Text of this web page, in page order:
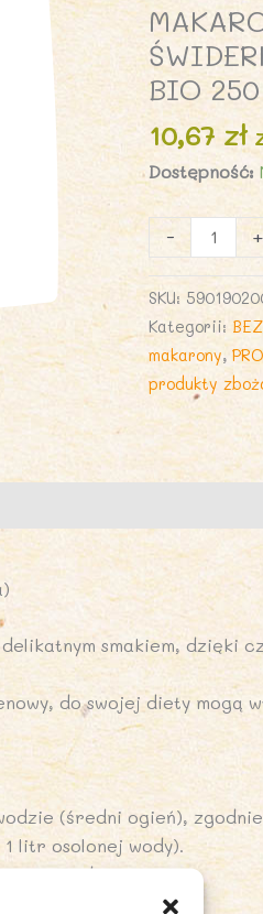
BIO
10,67 zł
Dostępność:
-
ilość
MAKARON
(RYŻOWY)
ŚWIDERKI
BIO
250
g
BARTOLINI
+
SKU:
Kategorii:
makarony,
produkty
smakiem, dzięki
do swojej diety mogą
(średni ogień),
litr osolonej wody).
wodą.